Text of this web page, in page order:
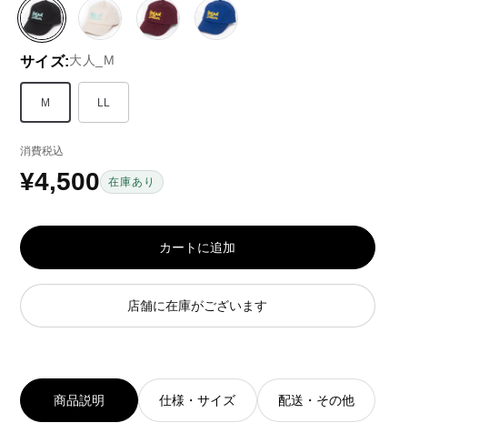
ブ
ラ
ッ
ク
系
ベ
ー
ジ
ュ
系
ピ
ン
ブ
ル
サイズ:大人_M
M LL
消費税込
通
価
格
¥4,500 在庫あり
カートに追加
店舗に在庫がございます
商品説明 仕様・サイズ 配送・その他